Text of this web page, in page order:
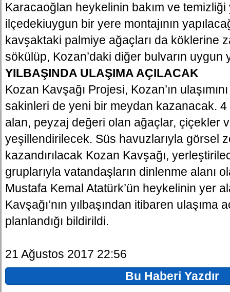
Karacaoğlan heykelinin bakım ve temizliği
ilçedekiuygun bir yere montajının
kavşaktaki palmiye ağaçları da köklerine
sökülüp, Kozan’daki diğer bulvarın uygun
YILBAŞINDA ULAŞIMA AÇILACAK
Kozan Kavşağı Projesi, Kozan’ın
sakinleri de yeni bir meydan kazanacak.
alan, peyzaj değeri olan ağaçlar, çiçekler
yeşillendirilecek. Süs havuzlarıyla görsel
kazandırılacak Kozan Kavşağı,
gruplarıyla vatandaşların dinlenme alanı
Mustafa Kemal Atatürk’ün heykelinin yer
Kavşağı’nın yılbaşından itibaren ulaşıma
planlandığı bildirildi.
21 Ağustos 2017 22:56
Bu Haberi Yazdır